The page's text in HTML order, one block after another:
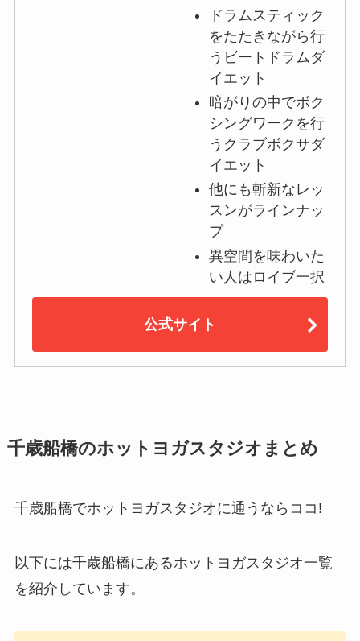
ドラムスティック
をたたきながら行
うビートドラムダ
イエット
暗がりの中でボク
シングワークを行
うクラブボクサダ
イエット
他にも斬新なレッ
スンがラインナッ
プ
異空間を味わいた
い人はロイブ一択
公式サイト
千歳船橋のホットヨガスタジオまとめ
千歳船橋でホットヨガスタジオに通うならココ!
以下には千歳船橋にあるホットヨガスタジオ一覧
を紹介しています。